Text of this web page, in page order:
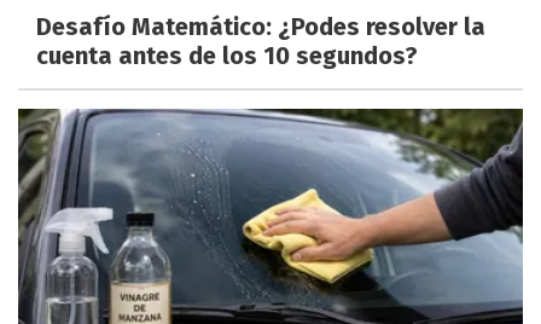
Desafío Matemático: ¿Podes resolver la
cuenta antes de los 10 segundos?